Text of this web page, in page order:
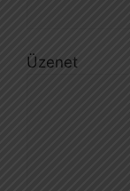
Üzenet